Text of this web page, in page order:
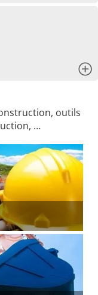
outils
…